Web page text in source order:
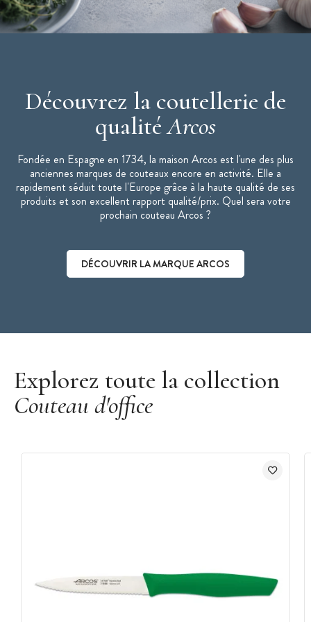
Découvrez la coutellerie de
qualitéArcos
Fondée en Espagne en 1734, la maison Arcos est l'une des plus
anciennes marques de couteaux encore en activité. Elle a
rapidement séduit toute l'Europe grâce à la haute qualité de ses
produits et son excellent rapport qualité/prix. Quel sera votre
prochain couteau Arcos ?
DÉCOUVRIR LA MARQUE ARCOS
Explorez toute la collection
Couteau d'office